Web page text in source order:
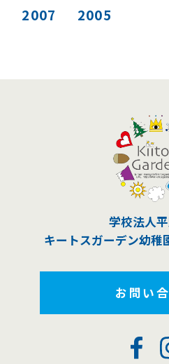
2007
2005
学校法人
キートスガーデン幼稚
お問い